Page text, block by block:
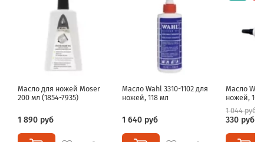
Масло для ножей Moser
200 мл (1854-7935)
1 890 руб
Масло Wahl 3310-1102 для
ножей, 118 мл
1 640 руб
Масло
ножей, 10
1 044 руб
330 руб